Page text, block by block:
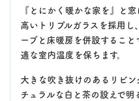
『とにかく暖かな家を』と
高いトリプルガラスを採用し
ーブと床暖房を併設すること
適な室内温度を保ちます。
大きな吹き抜けのあるリビン
チュラルな白と茶の設えで明